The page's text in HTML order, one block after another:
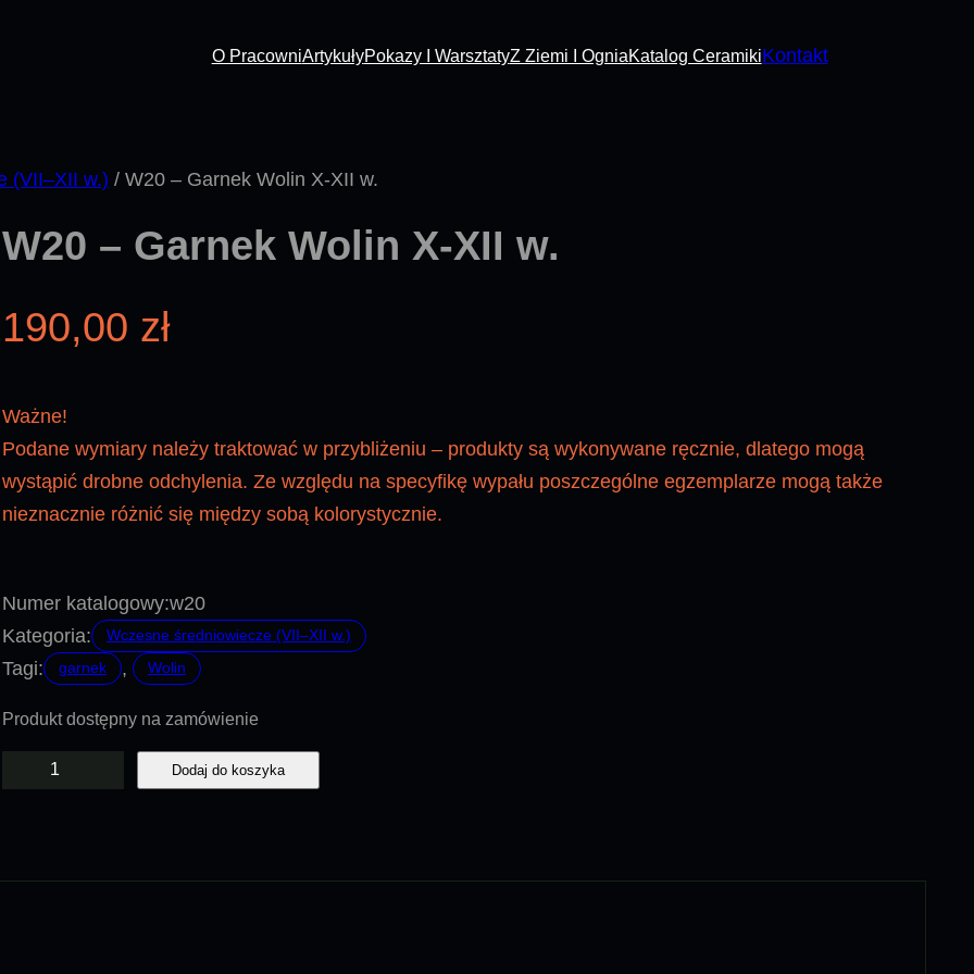
O PracowniArtykułyPokazy I WarsztatyZ Ziemi I OgniaKatalog CeramikiKontakt
(VII–XII w.) / W20 – Garnek Wolin X-XII w.
W20 – Garnek Wolin X-XII w.
190,00 zł
Ważne!
Podane wymiary należy traktować w przybliżeniu – produkty są wykonywane ręcznie, dlatego mogą
wystąpić drobne odchylenia. Ze względu na specyfikę wypału poszczególne egzemplarze mogą także
nieznacznie różnić się między sobą kolorystycznie.
Numer katalogowy:w20
Kategoria:
Wczesne średniowiecze (VII–XII w.)
Tagi: garnek , Wolin
Produkt dostępny na zamówienie
Dodaj do koszyka